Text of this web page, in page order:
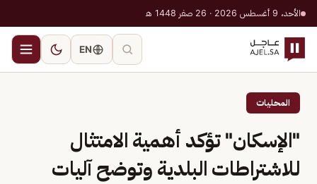
الأحد، 9 أغسطس 2026 · 26 صفر 1448 هـ
EN
المحليات
"الإسكان" تؤكد أهمية الامتثال
للاشتراطات البلدية وتوضح آليات